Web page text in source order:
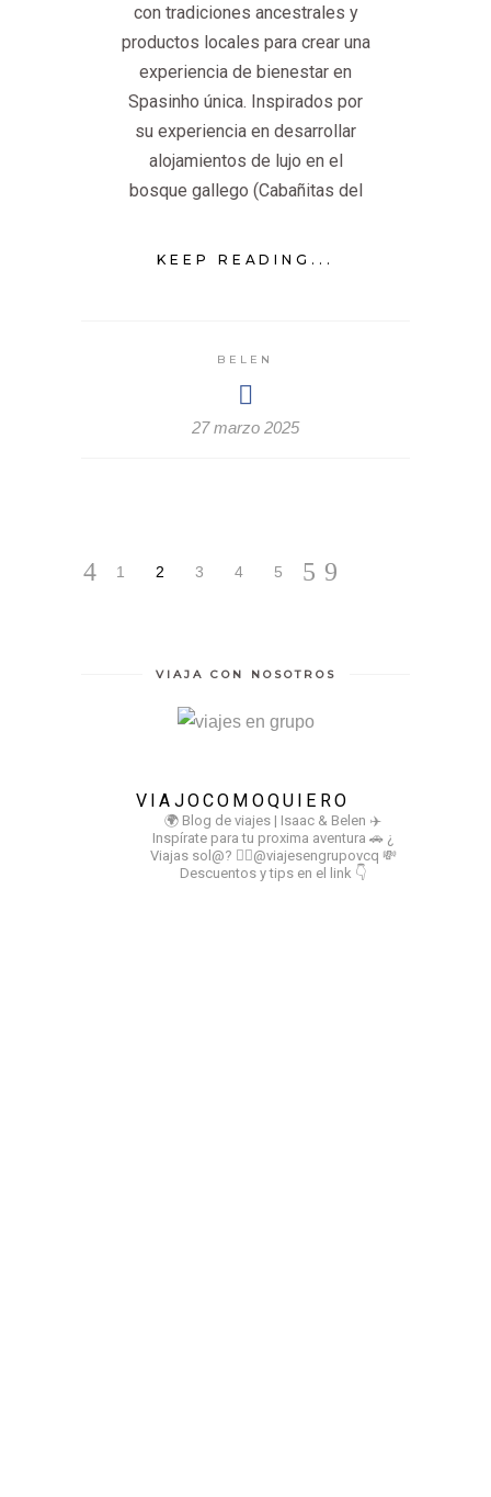
con tradiciones ancestrales y
productos locales para crear una
experiencia de bienestar en
Spasinho única. Inspirados por
su experiencia en desarrollar
alojamientos de lujo en el
bosque gallego (Cabañitas del
KEEP READING...
BELEN
27 marzo 2025
1 2 3 4 5
VIAJA CON NOSOTROS
VIAJOCOMOQUIERO
🌍 Blog de viajes | Isaac & Belen ✈️
Inspírate para tu proxima aventura 🚗 ¿
Viajas sol@? 👉🏻@viajesengrupovcq 💸
Descuentos y tips en el link 👇